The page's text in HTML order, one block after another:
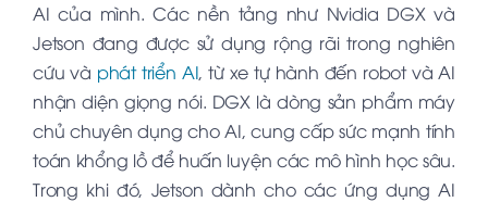
AI của mình. Các nền tảng như Nvidia DGX và
Jetson đang được sử dụng rộng rãi trong nghiên
cứu và phát triển AI, từ xe tự hành đến robot và AI
nhận diện giọng nói. DGX là dòng sản phẩm máy
chủ chuyên dụng cho AI, cung cấp sức mạnh tính
toán khổng lồ để huấn luyện các mô hình học sâu.
Trong khi đó, Jetson dành cho các ứng dụng AI